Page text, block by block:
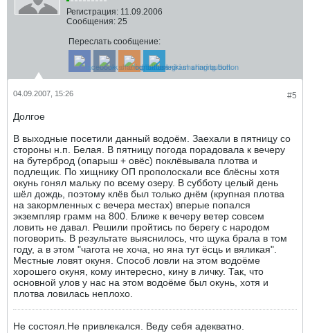
Регистрация: 11.09.2006
Сообщения: 25
Переслать сообщение:
#5
04.09.2007, 15:26
Долгое
В выходные посетили данный водоём. Заехали в пятницу со
стороны н.п. Белая. В пятницу погода порадовала к вечеру
на бутерброд (опарыш + овёс) поклёвывала плотва и
подлещик. По хищнику ОП прополоскали все блёсны хотя
окунь гонял мальку по всему озеру. В субботу целый день
шёл дождь, поэтому клёв был только днём (крупная плотва
на закормленных с вечера местах) вперые попался
экземпляр грамм на 800. Ближе к вечеру ветер совсем
ловить не давал. Решили пройтись по берегу с народом
поговорить. В результате выяснилось, что щука брала в том
году, а в этом "чагота не хоча, но яна тут ёсць и вяликая".
Местные ловят окуня. Способ ловли на этом водоёме
хорошего окуня, кому интересно, кину в личку. Так, что
основной улов у нас на этом водоёме был окунь, хотя и
плотва ловилась неплохо.
Не состоял.Не привлекался. Веду себя адекватно.